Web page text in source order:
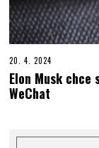
20. 4. 2024
Elon Musk
WeChat